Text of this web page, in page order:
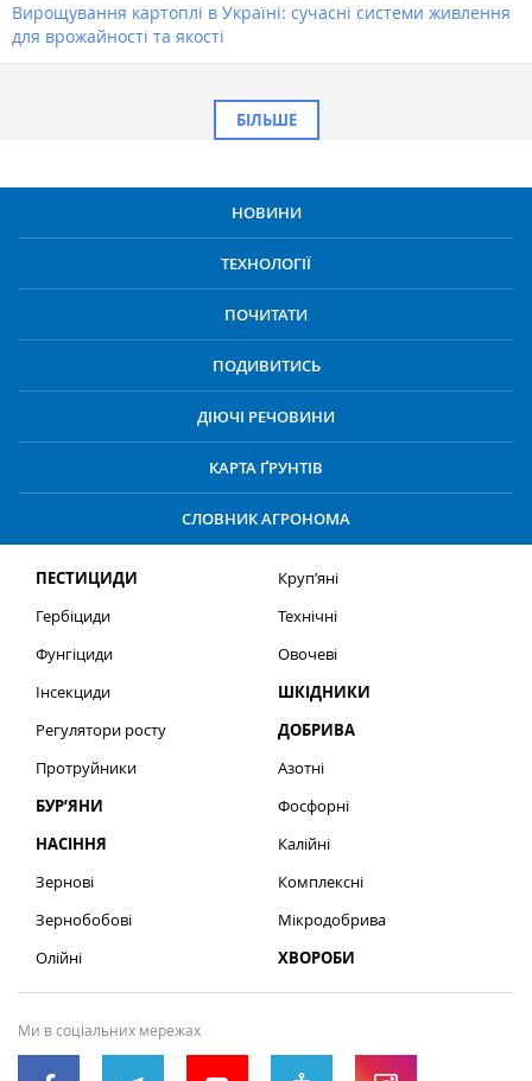
Вирощування картоплі в Україні: сучасні системи живлення
для врожайності та якості
БІЛЬШЕ
НОВИНИ
ТЕХНОЛОГІЇ
ПОЧИТАТИ
ПОДИВИТИСЬ
ДІЮЧІ РЕЧОВИНИ
КАРТА ҐРУНТІВ
СЛОВНИК АГРОНОМА
ПЕСТИЦИДИ
Гербіциди
Фунгіциди
Інсекциди
Регулятори росту
Протруйники
БУР’ЯНИ
НАСІННЯ
Зернові
Зернобобові
Олійні
Круп’яні
Технічні
Овочеві
ШКІДНИКИ
ДОБРИВА
Азотні
Фосфорні
Калійні
Комплексні
Мікродобрива
ХВОРОБИ
Ми в соціальних мережах